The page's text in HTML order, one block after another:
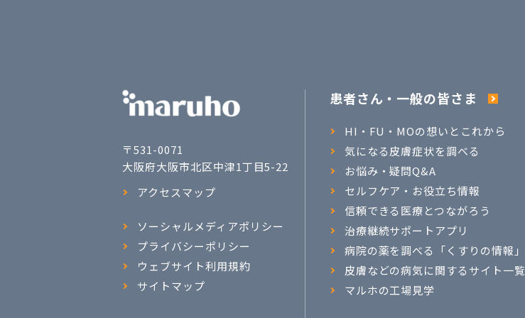
〒531-0071
大阪府大阪市北区中津1丁目5-22
アクセスマップ
ソーシャルメディアポリシー
プライバシーポリシー
ウェブサイト利用規約
サイトマップ
患者さん・一般の皆さま
HI・FU・MOの想いとこれから
気になる皮膚症状を調べる
お悩み・疑問Q&A
セルフケア・お役立ち情報
信頼できる医療とつながろう
治療継続サポートアプリ
病院の薬を調べる「くすりの情報」
皮膚などの病気に関するサイト一覧
マルホの工場見学